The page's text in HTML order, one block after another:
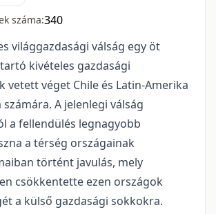
száma:340
világgazdasági válság egy öt
kivételes gazdasági
vetett véget Chile és Latin-Amerika
A jelenlegi válság
a fellendülés legnagyobb
a térség országainak
történt javulás, mely
csökkentette ezen országok
a külső gazdasági sokkokra.